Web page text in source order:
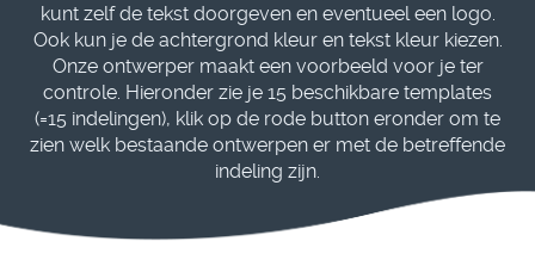
kunt zelf de tekst doorgeven en eventueel een logo.
Ook kun je de achtergrond kleur en tekst kleur kiezen.
Onze ontwerper maakt een voorbeeld voor je ter
controle. Hieronder zie je 15 beschikbare templates
(=15 indelingen), klik op de rode button eronder om te
zien welk bestaande ontwerpen er met de betreffende
indeling zijn.